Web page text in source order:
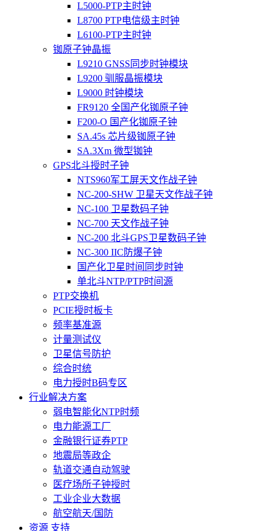
L5000-PTP主时钟
L8700 PTP电信级主时钟
L6100-PTP主时钟
铷原子钟晶振
L9210 GNSS同步时钟模块
L9200 驯服晶振模块
L9000 时钟模块
FR9120 全国产化铷原子钟
F200-O 国产化铷原子钟
SA.45s 芯片级铷原子钟
SA.3Xm 微型铷钟
GPS北斗授时子钟
NTS960军工屏天文作战子钟
NC-200-SHW 卫星天文作战子钟
NC-100 卫星数码子钟
NC-700 天文作战子钟
NC-200 北斗GPS卫星数码子钟
NC-300 IIC防爆子钟
国产化卫星时间同步时钟
单北斗NTP/PTP时间源
PTP交换机
PCIE授时板卡
频率基准源
计量测试仪
卫星信号防护
综合时统
电力授时B码专区
行业解决方案
弱电智能化NTP时频
电力能源工厂
金融银行证券PTP
地震局等政企
轨道交通自动驾驶
医疗场所子钟授时
工业企业大数据
航空航天/国防
资源 支持